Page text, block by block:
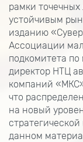
рамки точечных
устойчивым
изданию
Ассоциации
подкомитета
директор НТЦ
компаний
что
на новый
данном